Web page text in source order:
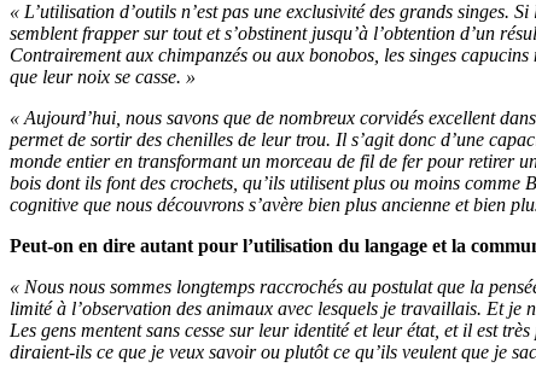
« L’utilisation d’outils n’est pas une exclusivité des grands singes.
semblent frapper sur tout et s’obstinent jusqu’à l’obtention d’un
Contrairement aux chimpanzés ou aux bonobos, les singes
que leur noix se casse. »
« Aujourd’hui, nous savons que de nombreux corvidés excellent
permet de sortir des chenilles de leur trou. Il s’agit donc d’une
monde entier en transformant un morceau de fil de fer pour retirer
bois dont ils font des crochets, qu’ils utilisent plus ou moins comme
cognitive que nous découvrons s’avère bien plus ancienne et bien
Peut-on en dire autant pour l’utilisation du langage et la
« Nous nous sommes longtemps raccrochés au postulat que la
limité à l’observation des animaux avec lesquels je travaillais. Et je
Les gens mentent sans cesse sur leur identité et leur état, et il est
diraient-ils ce que je veux savoir ou plutôt ce qu’ils veulent que je